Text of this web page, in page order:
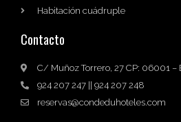
Habitación cuádruple
Contacto
C/ Muñoz Torrero, 27 CP: 06001 –
924 207 247 || 924 207 248
reservas@condeduhoteles.com